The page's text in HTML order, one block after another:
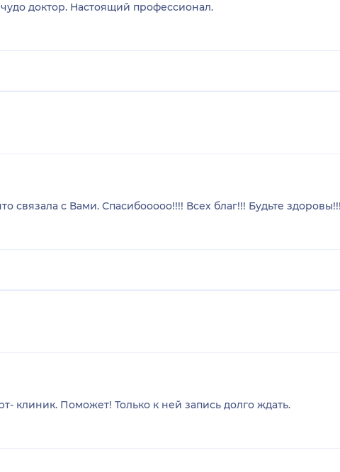
доктор. Настоящий профессионал.
связала с Вами. Спасибооооо!!!! Всех благ!!! Будьте здоровы!!!
клиник. Поможет! Только к ней запись долго ждать.